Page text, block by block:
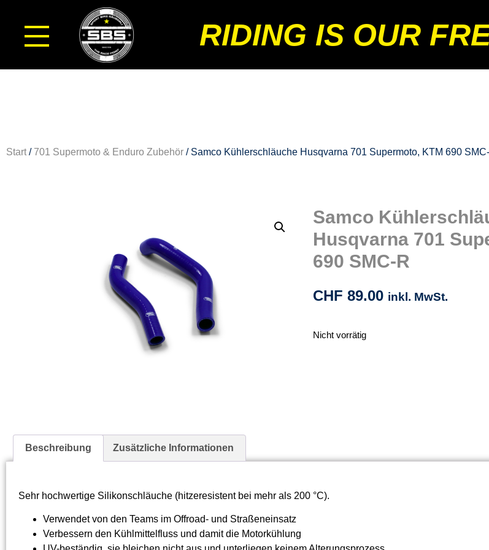
RIDING IS OUR
Start/ 701 Supermoto & Enduro Zubehör / Samco Kühlerschläuche Husqvarna 701 Supermoto, KTM 690
Samco
Husqvarna 701
690 SMC-R
CHF 89.00 inkl. MwSt.
Nicht vorrätig
Beschreibung Zusätzliche Informationen
Sehr hochwertige Silikonschläuche (hitzeresistent bei mehr als 200 °C).
Verwendet von den Teams im Offroad- und Straßeneinsatz
Verbessern den Kühlmittelfluss und damit die Motorkühlung